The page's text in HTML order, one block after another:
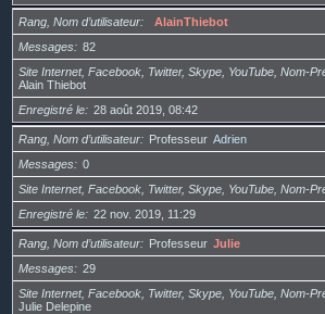
Rang, Nom d’utilisateur
AlainThiebot
Messages
82
Site Internet, Facebook, Twitter, Skype, YouTube, Nom-
Alain Thiebot
Enregistré le
28 août 2019, 08:42
Rang, Nom d’utilisateur Professeur Adrien
Messages
0
Site Internet, Facebook, Twitter, Skype, YouTube, Nom-
Enregistré le
22 nov. 2019, 11:29
Rang, Nom d’utilisateur Professeur Julie
Messages
29
Site Internet, Facebook, Twitter, Skype, YouTube, Nom-
Julie Delepine